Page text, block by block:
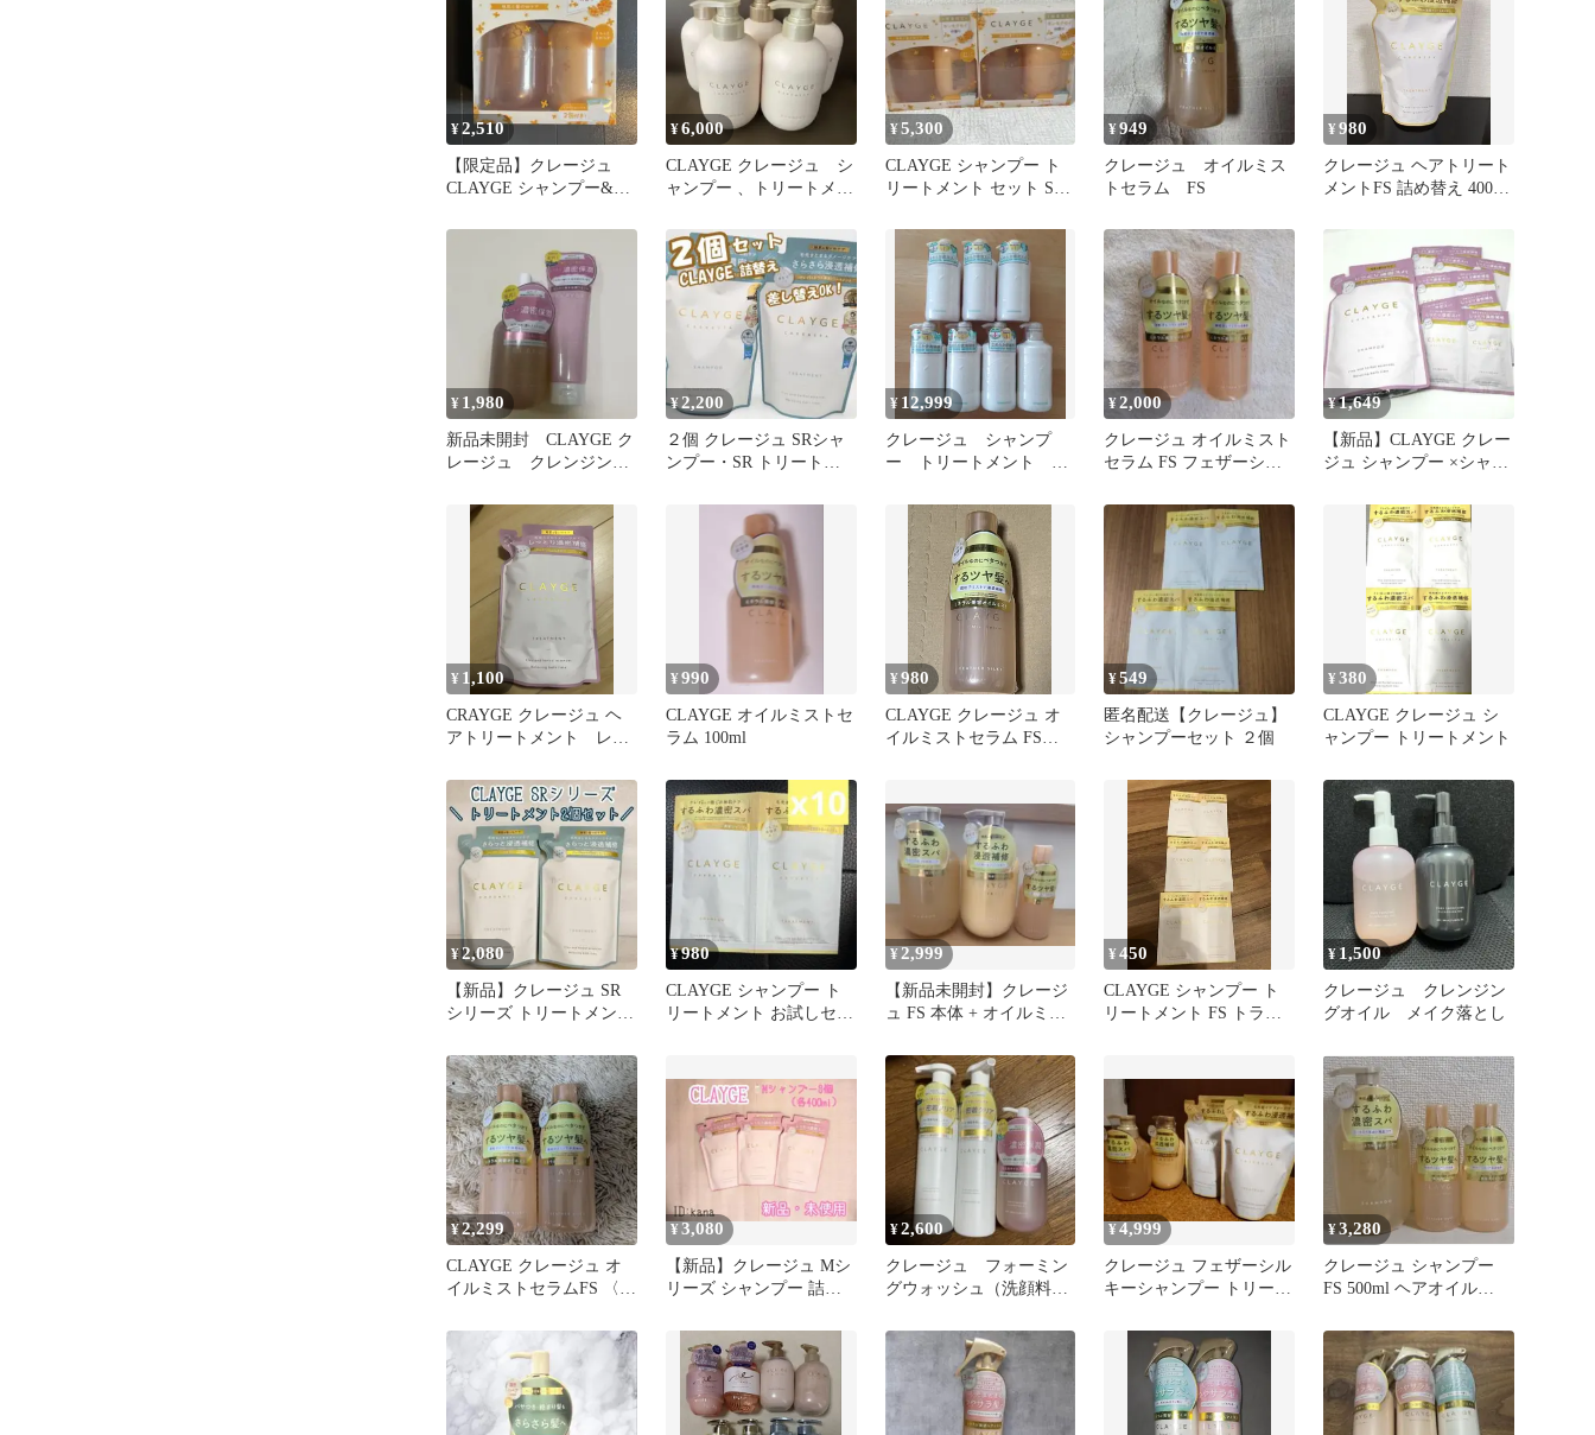
¥2,510
【限定品】クレージュ
CLAYGE シャンプー&ト
トル
¥6,000
CLAYGE クレージュ シ
ャンプー 、トリートメン
¥5,300
CLAYGE シャンプー ト
リートメント セット SR
¥949
クレージュ オイルミス
トセラム FS
¥980
クレージュ ヘアトリート
メントFS 詰め替え 400ml
¥ 1,980
新品未開封 CLAYGE ク
レージュ クレンジング
¥2,200
２個 クレージュ SRシャ
ンプー・SR トリートメ
¥ 12,999
クレージュ シャンプ
ー トリートメント 7
¥2,000
クレージュ オイルミスト
セラム FS フェザーシル
¥1,649
【新品】CLAYGE クレー
ジュ シャンプー ×シャン
¥ 1,100
CRAYGE クレージュ ヘ
アトリートメント レフ
¥990
CLAYGE オイルミストセ
ラム 100ml
¥980
CLAYGE クレージュ オ
イルミストセラム FS
¥549
匿名配送【クレージュ】
シャンプーセット ２個
¥380
CLAYGE クレージュ シ
ャンプー トリートメント
¥2,080
【新品】クレージュ SR
シリーズ トリートメント
¥980
CLAYGE シャンプー ト
リートメント お試しセッ
¥2,999
【新品未開封】クレージ
ュ FS 本体 + オイルミス
¥450
CLAYGE シャンプー ト
リートメント FS トライ
¥1,500
クレージュ クレンジン
グオイル メイク落とし
¥2,299
CLAYGE クレージュ オ
イルミストセラムFS 〈ヘ
¥3,080
【新品】クレージュ Mシ
リーズ シャンプー 詰め
¥2,600
クレージュ フォーミン
グウォッシュ（洗顔料）
180ml 3本
¥4,999
クレージュ フェザーシル
キーシャンプー トリート
¥3,280
クレージュ シャンプー
FS 500ml ヘアオイル